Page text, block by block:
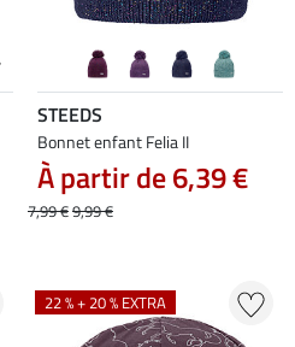
STEEDS
Bonnet enfant Felia II
À partir de 6,39 €
7,99 €9,99 €
22 % + 20 % EXTRA